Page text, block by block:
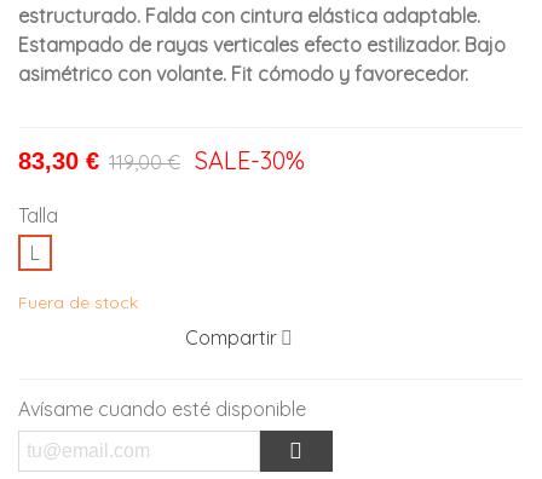
estructurado. Falda con cintura elástica adaptable.
Estampado de rayas verticales efecto estilizador. Bajo
asimétrico con volante. Fit cómodo y favorecedor.
83,30 € 119,00 € SALE-30%
Talla
L
Fuera de stock
Compartir
Avísame cuando esté disponible